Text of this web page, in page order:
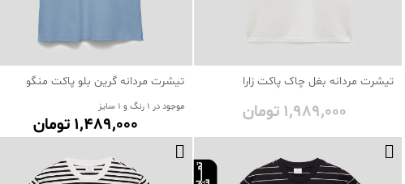
تیشرت مردانه بغل چاک پاکت زارا
1٬989٬000 تومان
تیشرت مردانه گرین بلو پاکت منگو
موجود در 1 رنگ و 1 سایز
1٬489٬000 تومان